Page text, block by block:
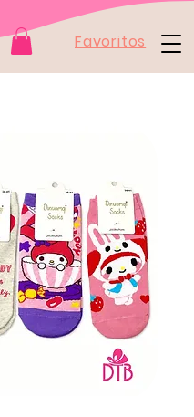
Favoritos